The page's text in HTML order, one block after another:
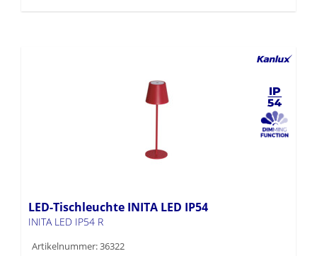
LED-Tischleuchte INITA LED IP54
INITA LED IP54 R
Artikelnummer: 36322